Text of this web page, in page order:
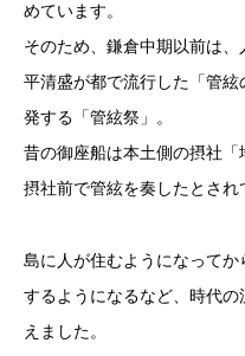
めています。
そのため、鎌倉中期以前は、
平清盛が都で流行した「管
発する「管絃祭」。
昔の御座船は本土側の摂社
摂社前で管絃を奏したとされ
島に人が住むようになって
するようになるなど、時代
えました。